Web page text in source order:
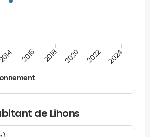
2014 2016 2018 2020 2022 2024
de Lihons